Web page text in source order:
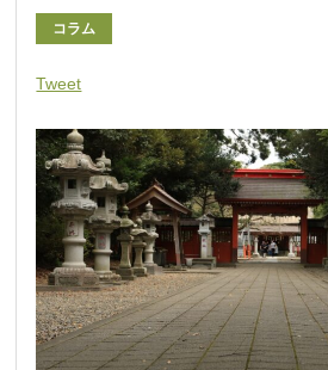
コラム
Tweet